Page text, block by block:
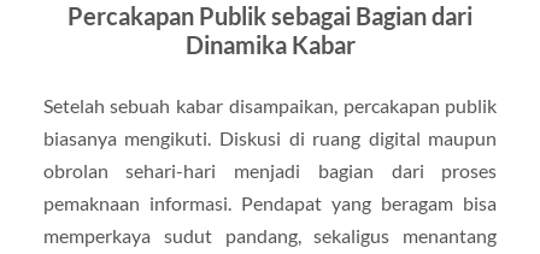
Percakapan Publik sebagai Bagian dari
Dinamika Kabar
Setelah sebuah kabar disampaikan, percakapan publik
biasanya mengikuti. Diskusi di ruang digital maupun
obrolan sehari-hari menjadi bagian dari proses
pemaknaan informasi. Pendapat yang beragam bisa
memperkaya sudut pandang, sekaligus menantang